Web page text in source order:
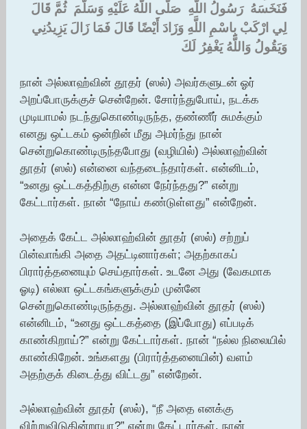
‏فَنَخَسَهُ ‏ ‏رَسُولُ اللَّهِ ‏ ‏صَلَّى اللَّهُ عَلَيْهِ وَسَلَّمَ ‏ ‏ثُمَّ قَالَ
لِي ارْكَبْ بِاسْمِ اللَّهِ وَزَادَ أَيْضًا قَالَ فَمَا زَالَ يَزِيدُنِي
وَيَقُولُ وَاللَّهُ يَغْفِرُ لَكَ
நான் அல்லாஹ்வின் தூதர் (ஸல்) அவர்களுடன் ஓர்
அறப்போருக்குச் சென்றேன். சோர்ந்துபோய், நடக்க
முடியாமல் நடந்துகொண்டிருந்த, தண்ணீர் சுமக்கும்
எனது ஒட்டகம் ஒன்றின் மீது அமர்ந்து நான்
சென்றுகொண்டிருந்தபோது (வழியில்) அல்லாஹ்வின்
தூதர் (ஸல்) என்னை வந்தடைந்தார்கள். என்னிடம்,
“உனது ஒட்டகத்திற்கு என்ன நேர்ந்தது?” என்று
கேட்டார்கள். நான் “நோய் கண்டுள்ளது” என்றேன்.
அதைக் கேட்ட அல்லாஹ்வின் தூதர் (ஸல்) சற்றுப்
பின்வாங்கி அதை அதட்டினார்கள்; அதற்காகப்
பிரார்த்தனையும் செய்தார்கள். உடனே அது (வேகமாக
ஓடி) எல்லா ஒட்டகங்களுக்கும் முன்னே
சென்றுகொண்டிருந்தது. அல்லாஹ்வின் தூதர் (ஸல்)
என்னிடம், “உனது ஒட்டகத்தை (இப்போது) எப்படிக்
காண்கிறாய்?” என்று கேட்டார்கள். நான் “நல்ல நிலையில்
காண்கிறேன். உங்களது (பிரார்த்தனையின்) வளம்
அதற்குக் கிடைத்து விட்டது” என்றேன்.
அல்லாஹ்வின் தூதர் (ஸல்), “நீ அதை எனக்கு
விற்றுவிடுகின்றாயா?” என்று கேட்டார்கள். நான்